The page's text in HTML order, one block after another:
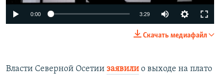
0:00 3:29
Скачать медиафайл
Власти Северной Осетии заявили о выходе на плато